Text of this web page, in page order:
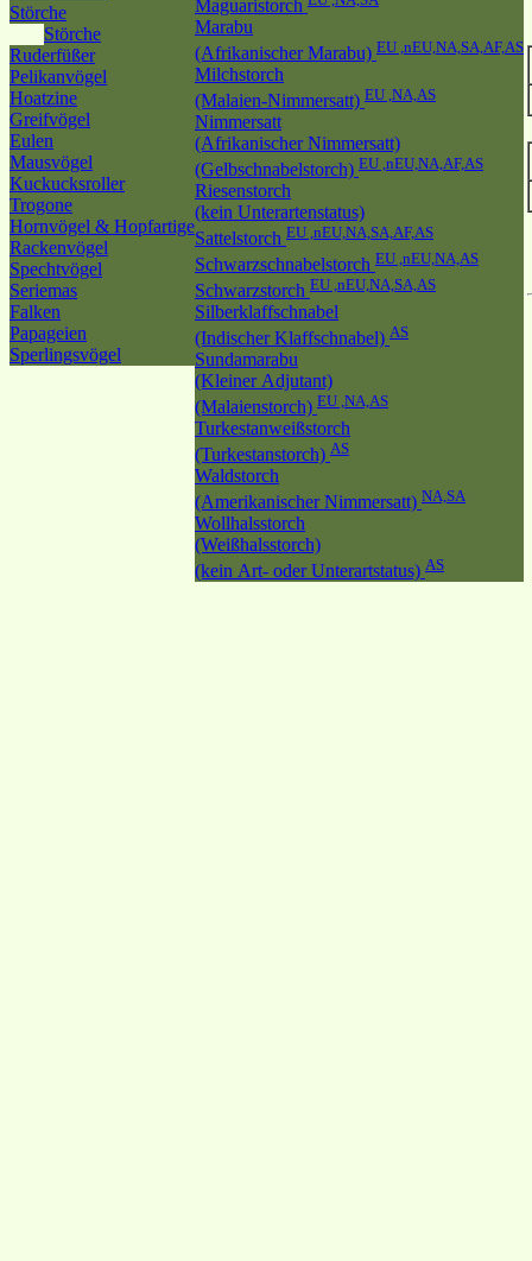
Störche
Störche
Ruderfüßer
Pelikanvögel
Hoatzine
Greifvögel
Eulen
Mausvögel
Kuckucksroller
Trogone
Hornvögel & Hopfartige
Rackenvögel
Spechtvögel
Seriemas
Falken
Papageien
Sperlingsvögel
Maguaristorch
Marabu
(Afrikanischer Marabu) EU ,nEU,NA,SA,AF,AS
Milchstorch
(Malaien-Nimmersatt) EU ,NA,AS
Nimmersatt
(Afrikanischer Nimmersatt)
(Gelbschnabelstorch) EU ,nEU,NA,AF,AS
Riesenstorch
(kein Unterartenstatus)
Sattelstorch EU ,nEU,NA,SA,AF,AS
Schwarzschnabelstorch EU ,nEU,NA,AS
Schwarzstorch EU ,nEU,NA,SA,AS
Silberklaffschnabel
(Indischer Klaffschnabel) AS
Sundamarabu
(Kleiner Adjutant)
(Malaienstorch) EU ,NA,AS
Turkestanweißstorch
(Turkestanstorch) AS
Waldstorch
(Amerikanischer Nimmersatt) NA,SA
Wollhalsstorch
(Weißhalsstorch)
(kein Art- oder Unterartstatus) AS